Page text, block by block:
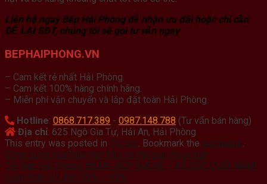
Liên hệ ngay Bếp Hải Phòng để nhận ưu đãi hoặc chỉ cần
ĐỂ LẠI SĐT, chúng tôi sẽ gọi tư vấn ngay
BEPHAIPHONG.VN
– Cam kết rẻ nhất Hải Phòng.
– Cam kết 100% hàng chính hãng.
– Miễn phí vận chuyển và lắp đặt toàn Hải Phòng.
Hotline: 0868.717.389 - 0987.148.788 (Tư vấn bán hàng)
Địa chỉ: 625 Ngô Gia Tự, Hải An, Hải Phòng
This entry was posted in Tin tức. Bookmark the permalink.
Công dụng của Máy Hút Mùi có thể bạn chưa biết
Tới Bếp Hải Phòng #SĂN_BẾP GIÁ RẺ – XẢ SỐC CUỐI NĂM!
Giảm toàn bộ đến 50% – 60%